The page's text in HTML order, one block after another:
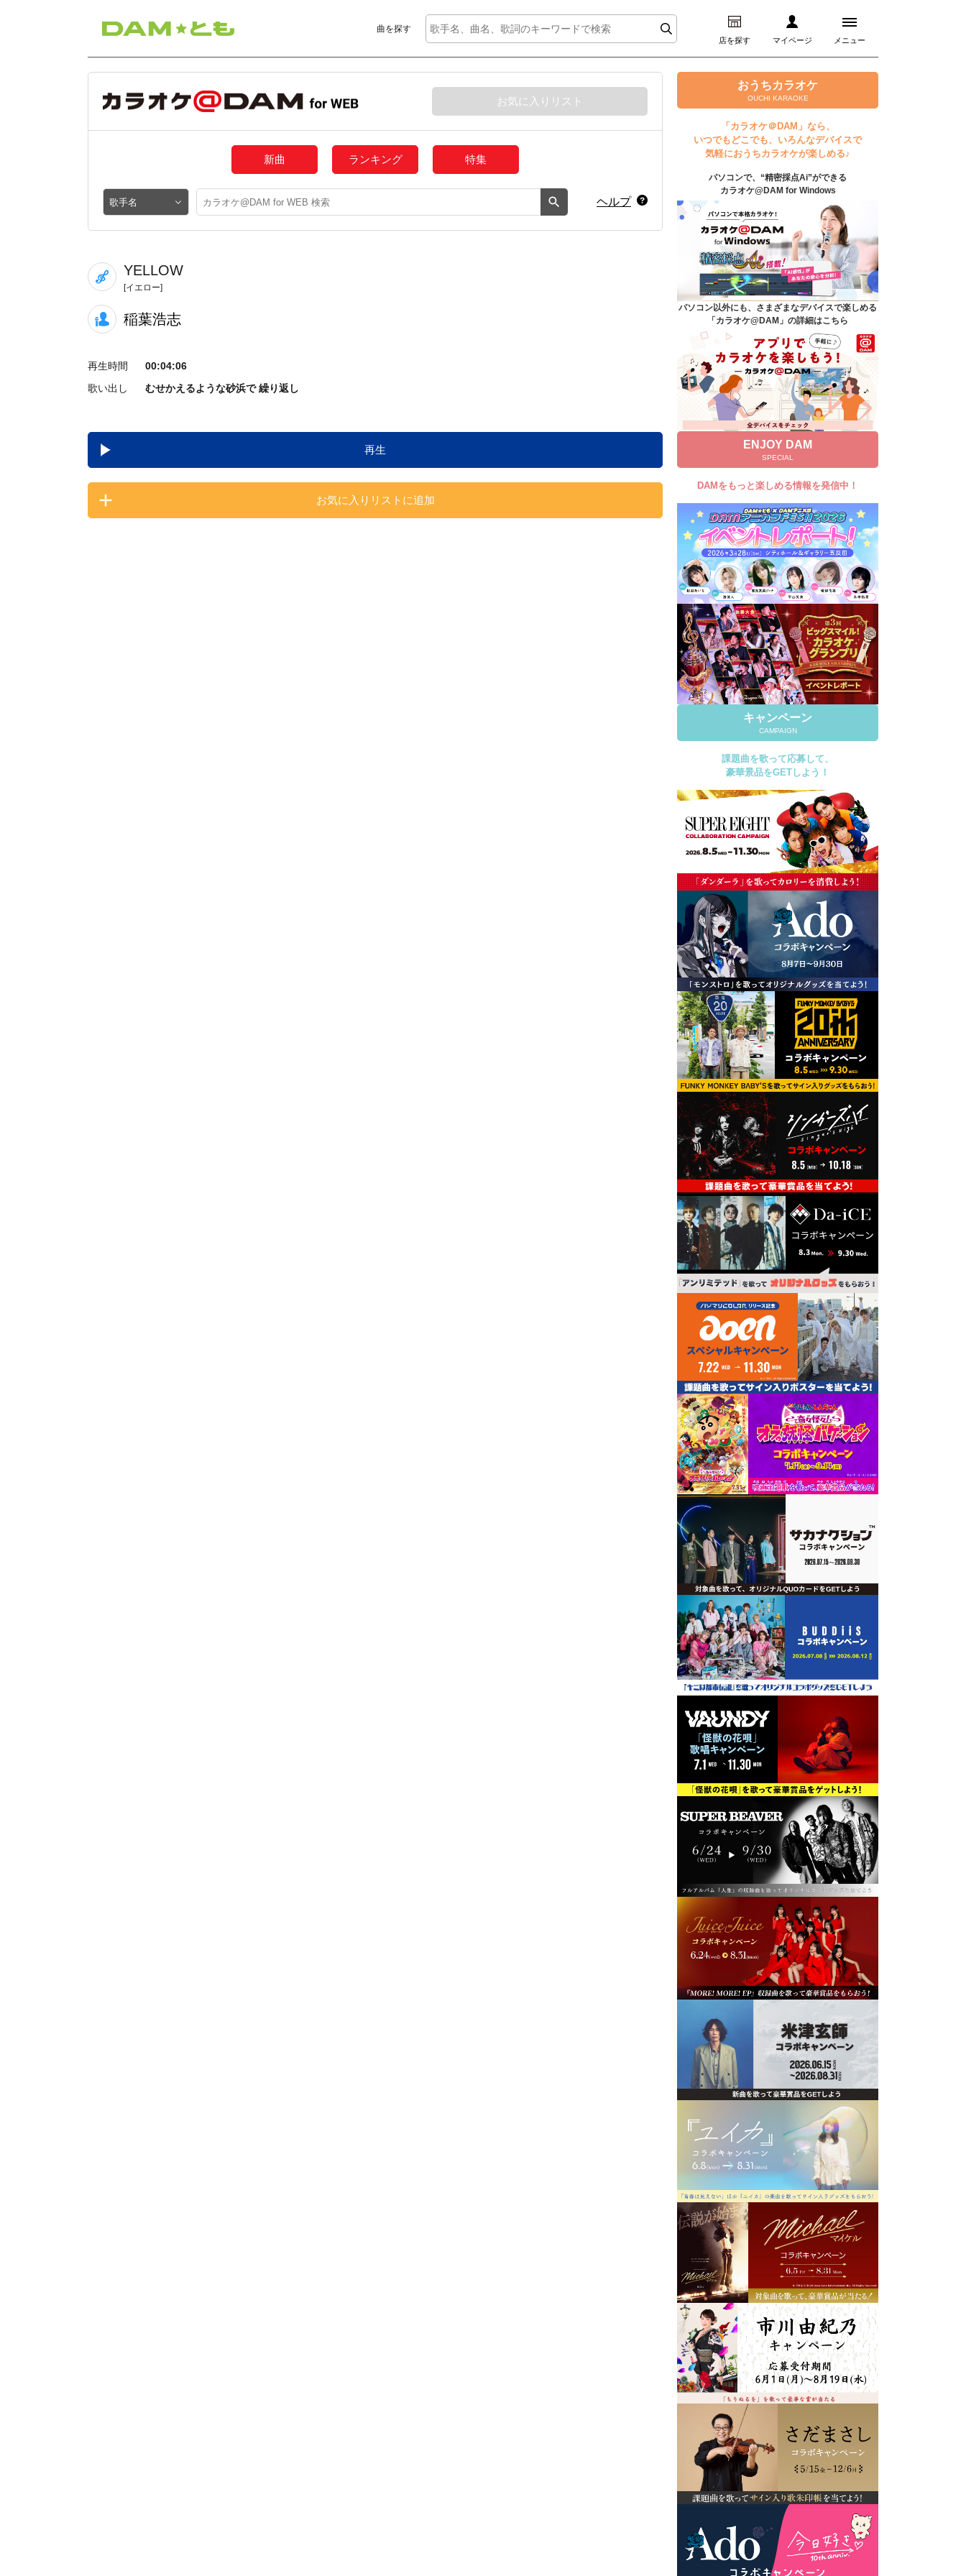
曲を探す
店を探す マイページ メニュー
ログイン
マイページ
プレミアムサービス
DAM★とも動画
DAM★とも録音
カラオケ＠DAM
ユーザー検索
キャンペーン
よくあるご質問
DAMの新曲・ランキングなど
カラオケ最新情報をチェック！
自宅でカラオケ歌い放題！
家族や友達と一緒に！練習にも！
お気に入りリスト
新曲 ランキング 特集
ヘルプ
YELLOW
[イエロー]
稲葉浩志
再生時間
00:04:06
歌い出し
むせかえるような砂浜で 繰り返し
再生
お気に入りリストに追加
おうちカラオケ
OUCHI KARAOKE
「カラオケ＠DAM」なら、
いつでもどこでも、いろんなデバイスで
気軽におうちカラオケが楽しめる♪
パソコンで、“精密採点Ai”ができる
カラオケ@DAM for Windows
パソコン以外にも、さまざまなデバイスで楽しめる
「カラオケ@DAM」の詳細はこちら
ENJOY DAM
SPECIAL
DAMをもっと楽しめる情報を発信中！
キャンペーン
CAMPAIGN
課題曲を歌って応募して、
豪華景品をGETしよう！